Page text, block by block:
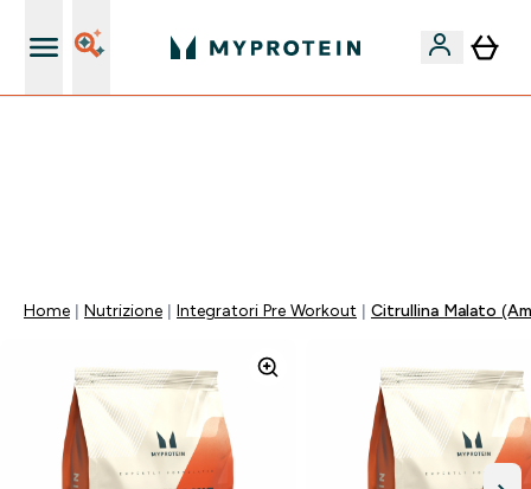
Home Nutrizione Integratori Pre Workout Citrullina Malato